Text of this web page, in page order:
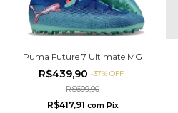
Puma Future 7 Ultimate MG
R$439,90-37%OFF
R$699,90
R$417,91 com Pix